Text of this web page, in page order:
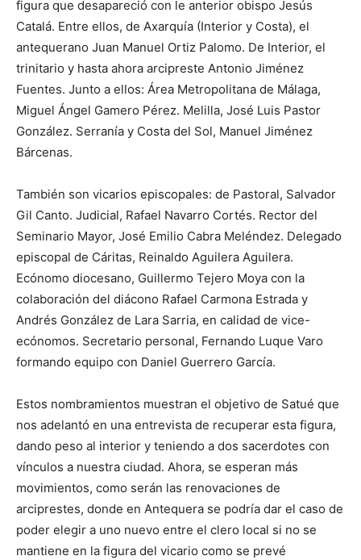
figura que desapareció con le anterior obispo Jesús
Catalá. Entre ellos, de Axarquía (Interior y Costa), el
antequerano Juan Manuel Ortiz Palomo. De Interior, el
trinitario y hasta ahora arcipreste Antonio Jiménez
Fuentes. Junto a ellos: Área Metropolitana de Málaga,
Miguel Ángel Gamero Pérez. Melilla, José Luis Pastor
González. Serranía y Costa del Sol, Manuel Jiménez
Bárcenas.
También son vicarios episcopales: de Pastoral, Salvador
Gil Canto. Judicial, Rafael Navarro Cortés. Rector del
Seminario Mayor, José Emilio Cabra Meléndez. Delegado
episcopal de Cáritas, Reinaldo Aguilera Aguilera.
Ecónomo diocesano, Guillermo Tejero Moya con la
colaboración del diácono Rafael Carmona Estrada y
Andrés González de Lara Sarria, en calidad de vice-
ecónomos. Secretario personal, Fernando Luque Varo
formando equipo con Daniel Guerrero García.
Estos nombramientos muestran el objetivo de Satué que
nos adelantó en una entrevista de recuperar esta figura,
dando peso al interior y teniendo a dos sacerdotes con
vínculos a nuestra ciudad. Ahora, se esperan más
movimientos, como serán las renovaciones de
arciprestes, donde en Antequera se podría dar el caso de
poder elegir a uno nuevo entre el clero local si no se
mantiene en la figura del vicario como se prevé